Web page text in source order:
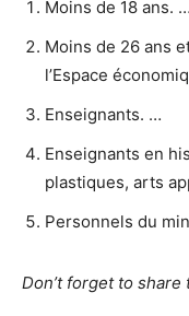
Moins de 18 ans. …
Moins de 26 ans
l’Espace
Enseignants. …
Enseignants en
plastiques, arts
Personnels du
Don’t forget to share